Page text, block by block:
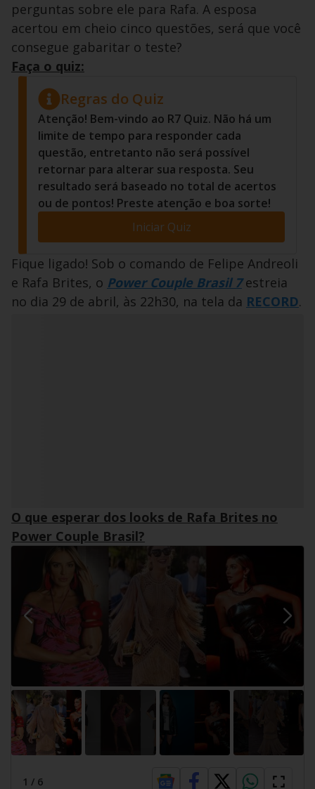
perguntas sobre ele para Rafa. A esposa
acertou em cheio cinco questões, será que você
consegue gabaritar o teste?
Faça o quiz:
Regras do Quiz
Atenção! Bem-vindo ao R7 Quiz. Não há um
limite de tempo para responder cada
questão, entretanto não será possível
retornar para alterar sua resposta. Seu
resultado será baseado no total de acertos
ou de pontos! Preste atenção e boa sorte!
Iniciar Quiz
Fique ligado! Sob o comando de Felipe Andreoli
e Rafa Brites, o Power Couple Brasil 7estreia
no dia 29 de abril, às 22h30, na tela da RECORD.
O que esperar dos looks de Rafa Brites no
Power Couple Brasil?
1 / 6